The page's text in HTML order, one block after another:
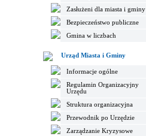
Zasłużeni dla miasta i gminy
Bezpieczeństwo publiczne
Gmina w liczbach
Urząd Miasta i Gminy
Informacje ogólne
Regulamin Organizacyjny
Urzędu
Struktura organizacyjna
Przewodnik po Urzędzie
Zarządzanie Kryzysowe